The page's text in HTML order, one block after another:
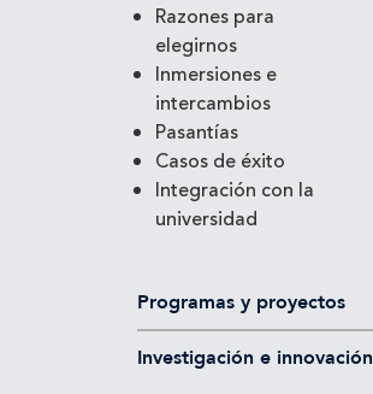
Razones para
elegirnos
Inmersiones e
intercambios
Pasantías
Casos de éxito
Integración con la
universidad
Programas y proyectos
Investigación e innovación